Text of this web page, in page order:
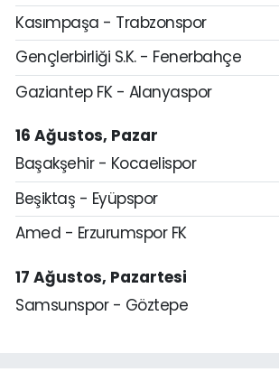
Kasımpaşa - Trabzonspor
Gençlerbirliği S.K. - Fenerbahçe
Gaziantep FK - Alanyaspor
16 Ağustos, Pazar
Başakşehir - Kocaelispor
Beşiktaş - Eyüpspor
Amed - Erzurumspor FK
17 Ağustos, Pazartesi
Samsunspor - Göztepe